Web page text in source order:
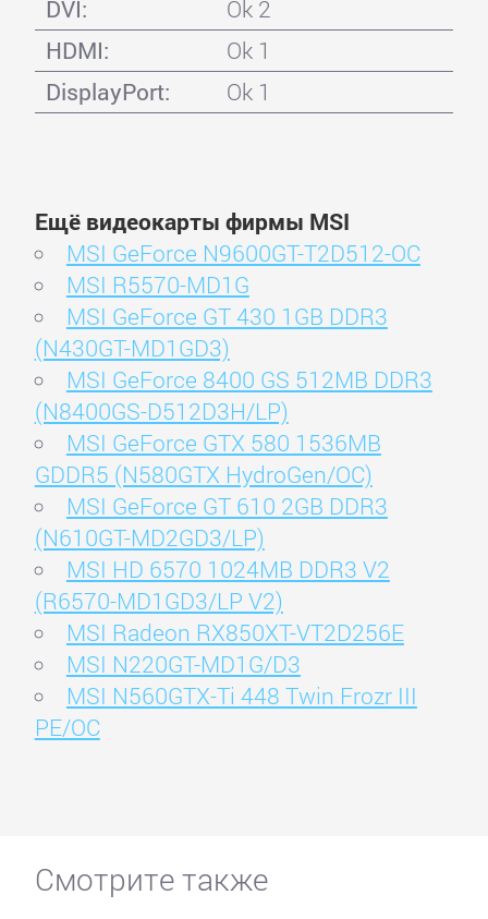
DVI:
Ok 2
HDMI:
Ok 1
DisplayPort:
Ok 1
Ещё видеокарты фирмы MSI
MSI GeForce N9600GT-T2D512-OC
MSI R5570-MD1G
MSI GeForce GT 430 1GB DDR3
(N430GT-MD1GD3)
MSI GeForce 8400 GS 512MB DDR3
(N8400GS-D512D3H/LP)
MSI GeForce GTX 580 1536MB
GDDR5 (N580GTX HydroGen/OC)
MSI GeForce GT 610 2GB DDR3
(N610GT-MD2GD3/LP)
MSI HD 6570 1024MB DDR3 V2
(R6570-MD1GD3/LP V2)
MSI Radeon RX850XT-VT2D256E
MSI N220GT-MD1G/D3
MSI N560GTX-Ti 448 Twin Frozr III
PE/OC
Смотрите также